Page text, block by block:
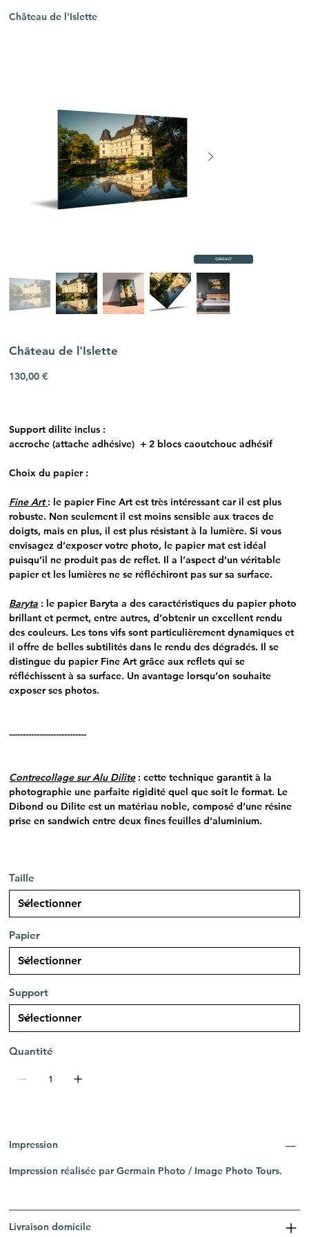
Château de l'Islette
Château de l'Islette
Prix
130,00 €
Support dilite inclus :
accroche (attache adhésive) + 2 blocs caoutchouc adhésif
Choix du papier :
Fine Art : le papier Fine Art est très intéressant car il est plus
robuste. Non seulement il est moins sensible aux traces de
doigts, mais en plus, il est plus résistant à la lumière. Si vous
envisagez d’exposer votre photo, le papier mat est idéal
puisqu’il ne produit pas de reflet. Il a l’aspect d’un véritable
papier et les lumières ne se réfléchiront pas sur sa surface.
Baryta : le papier Baryta a des caractéristiques du papier photo
brillant et permet, entre autres, d’obtenir un excellent rendu
des couleurs. Les tons vifs sont particulièrement dynamiques et
il offre de belles subtilités dans le rendu des dégradés. Il se
distingue du papier Fine Art grâce aux reflets qui se
réfléchissent à sa surface. Un avantage lorsqu’on souhaite
exposer ses photos.
----------------------------
Contrecollage sur Alu Dilite : cette technique garantit à la
photographie une parfaite rigidité quel que soit le format. Le
Dibond ou Dilite est un matériau noble, composé d’une résine
prise en sandwich entre deux fines feuilles d’aluminium.
Taille
Papier
Support
Quantité
Impression
Impression réalisée par Germain Photo / Image Photo Tours.
Livraison domicile
CONTACT